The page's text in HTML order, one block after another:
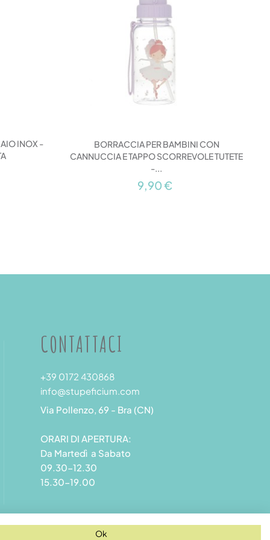
INOX -
BORRACCIA PER BAMBINI CON
CANNUCCIA E TAPPO SCORREVOLE TUTETE
-...
9,90 €
CONTATTACI
+39 0172 430868
info@stupeficium.com
Via Pollenzo, 69 - Bra (CN)
ORARI DI APERTURA:
Da Martedì a Sabato
09.30-12.30
15.30-19.00
Ok